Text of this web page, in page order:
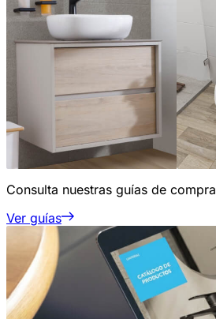
Consulta nuestras guías de compra
Ver guías